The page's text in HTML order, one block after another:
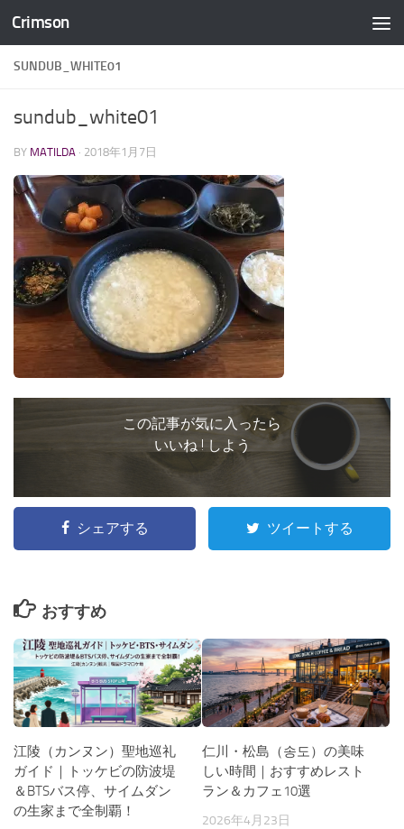
コンテンツへスキップ
Crimson
SUNDUB_WHITE01
sundub_white01
BY MATILDA · 2018年1月7日
この記事が気に入ったら
いいね ! しよう
シェアする ツイートする
おすすめ
江陵（カンヌン）聖地巡礼
ガイド｜トッケビの防波堤
＆BTSバス停、サイムダン
の生家まで全制覇！
仁川・松島（송도）の美味
しい時間｜おすすめレスト
ラン＆カフェ10選
2026年4月23日